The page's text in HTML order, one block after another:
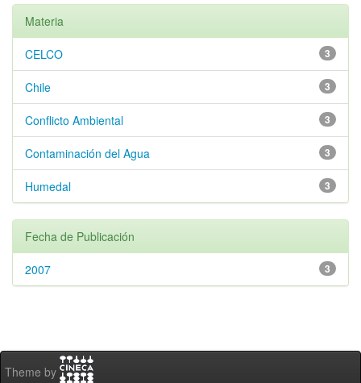
Materia
3
CELCO
3
Chile
3
Conflicto Ambiental
3
Contaminación del Agua
3
Humedal
Fecha de Publicación
3
2007
Theme by